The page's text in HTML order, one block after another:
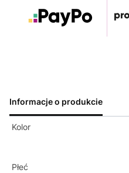
Informacje o produkcie
Kolor
Płeć